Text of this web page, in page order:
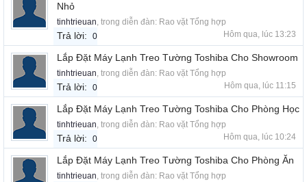
Nhỏ
tinhtrieuan, trong diễn đàn: Rao vặt Tổng hợp
Trả lời: 0 Hôm qua, lúc 13:23
Lắp Đặt Máy Lạnh Treo Tường Toshiba Cho Showroom
tinhtrieuan, trong diễn đàn: Rao vặt Tổng hợp
Trả lời: 0 Hôm qua, lúc 11:15
Lắp Đặt Máy Lạnh Treo Tường Toshiba Cho Phòng Học
tinhtrieuan, trong diễn đàn: Rao vặt Tổng hợp
Trả lời: 0 Hôm qua, lúc 10:24
Lắp Đặt Máy Lạnh Treo Tường Toshiba Cho Phòng Ăn
tinhtrieuan, trong diễn đàn: Rao vặt Tổng hợp